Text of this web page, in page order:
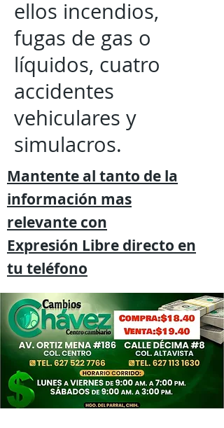
ellos incendios,
fugas de gas o
líquidos, cuatro
accidentes
vehiculares y
simulacros.
Mantente al tanto de la
información mas
relevante con
Expresión Libre directo en
tu teléfono